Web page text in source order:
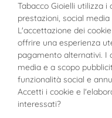
Larghezza
Spessore
Materiale
Target
Tabacco Gioielli utilizza
prestazioni, social
L'accettazione dei
offrire una esperienza
pagamento alternativi. I
media e a scopo
funzionalità social e
Accetti i cookie e
interessati?